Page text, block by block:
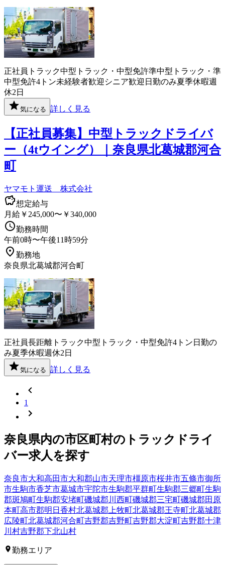
正社員 トラック中型トラック・中型免許準中型トラック・準
中型免許4トン未経験者歓迎 シニア歓迎 日勤のみ夏季休暇週
休2日
気になる 詳しく見る
【正社員募集】中型トラックドライバ
ー（4tウイング）｜奈良県北葛城郡河合
町
ヤマモト運送 株式会社
想定給与
月給￥245,000〜￥340,000
勤務時間
午前0時〜午後11時59分
勤務地
奈良県北葛城郡河合町
正社員長距離 トラック中型トラック・中型免許4トン 日勤の
み夏季休暇週休2日
気になる 詳しく見る
1
奈良県内の市区町村の トラック ドライ
バー求人を探す
奈良市大和高田市大和郡山市天理市橿原市桜井市五條市御所
市生駒市香芝市葛城市宇陀市生駒郡平群町生駒郡三郷町生駒
郡斑鳩町生駒郡安堵町磯城郡川西町磯城郡三宅町磯城郡田原
本町高市郡明日香村北葛城郡上牧町北葛城郡王寺町北葛城郡
広陵町北葛城郡河合町吉野郡吉野町吉野郡大淀町吉野郡十津
川村吉野郡下北山村
勤務エリア